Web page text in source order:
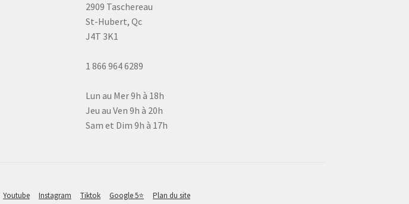
2909 Taschereau
St-Hubert, Qc
J4T 3K1
1 866 964 6289
Lun au Mer 9h à 18h
Jeu au Ven 9h à 20h
Sam et Dim 9h à 17h
Youtube Instagram Tiktok Google 5⭐ Plan du site